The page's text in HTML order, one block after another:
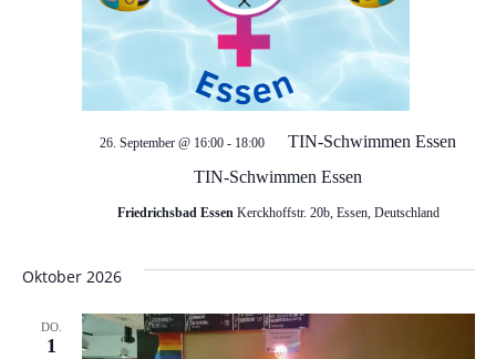
A
n
i
c
TIN-Schwimmen Essen
26. September @ 16:00 - 18:00 TIN-Schwimmen Essen
Friedrichsbad Essen Kerckhoffstr. 20b, Essen, Deutschland
Oktober 2026
DO.
1